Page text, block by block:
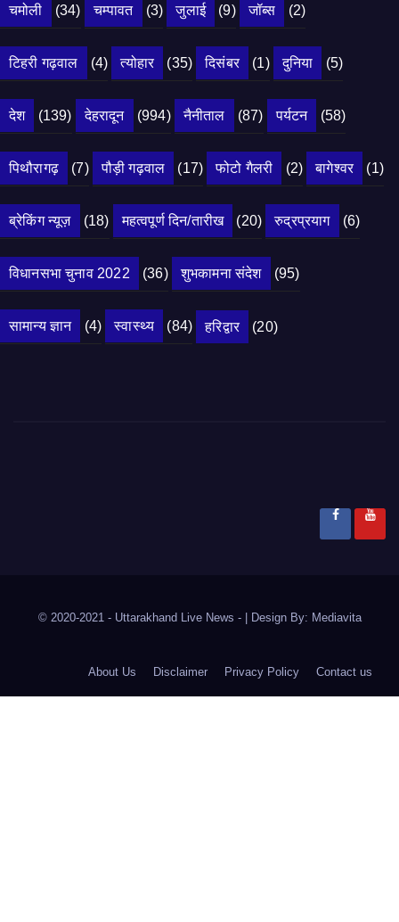
चमोली (34) चम्पावत (3) जुलाई (9) जॉब्स (2)
टिहरी गढ़वाल (4) त्योहार (35) दिसंबर (1) दुनिया (5)
देश (139) देहरादून (994) नैनीताल (87) पर्यटन (58)
पिथौरागढ़ (7) पौड़ी गढ़वाल (17) फोटो गैलरी (2) बागेश्वर (1)
ब्रेकिंग न्यूज़ (18) महत्वपूर्ण दिन/तारीख (20) रुद्रप्रयाग (6)
विधानसभा चुनाव 2022 (36) शुभकामना संदेश (95)
सामान्य ज्ञान (4) स्वास्थ्य (84) हरिद्वार (20)
© 2020-2021 - Uttarakhand Live News - Design By: Mediavita
About Us Disclaimer Privacy Policy Contact us